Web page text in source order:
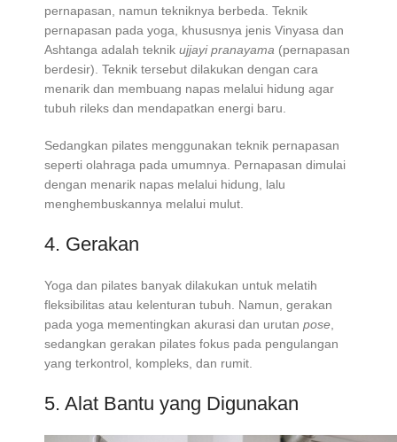
pernapasan, namun tekniknya berbeda. Teknik
pernapasan pada yoga, khususnya jenis Vinyasa dan
Ashtanga adalah teknik ujjayi pranayama (pernapasan
berdesir). Teknik tersebut dilakukan dengan cara
menarik dan membuang napas melalui hidung agar
tubuh rileks dan mendapatkan energi baru.
Sedangkan pilates menggunakan teknik pernapasan
seperti olahraga pada umumnya. Pernapasan dimulai
dengan menarik napas melalui hidung, lalu
menghembuskannya melalui mulut.
4. Gerakan
Yoga dan pilates banyak dilakukan untuk melatih
fleksibilitas atau kelenturan tubuh. Namun, gerakan
pada yoga mementingkan akurasi dan urutan pose,
sedangkan gerakan pilates fokus pada pengulangan
yang terkontrol, kompleks, dan rumit.
5. Alat Bantu yang Digunakan